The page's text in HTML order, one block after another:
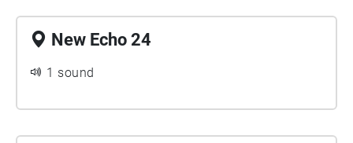
New Echo 24
1 sound